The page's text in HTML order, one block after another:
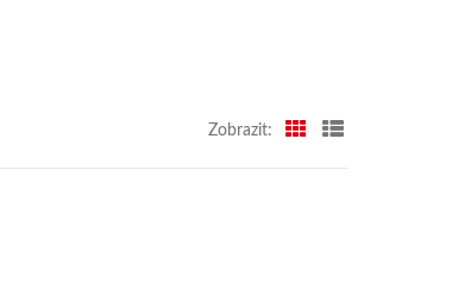
Zobrazit: